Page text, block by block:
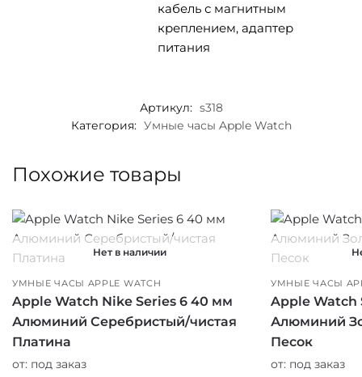
кабель с магнитным
креплением, адаптер
питания
Артикул: s318
Категория: Умные часы Apple Watch
Похожие товары
Нет в наличии
УМНЫЕ ЧАСЫ APPLE WATCH
Apple Watch Nike Series 6 40 мм
Алюминий Серебристый/чистая
Платина
от: под заказ
УМНЫЕ ЧАСЫ
Apple Watch
Алюминий
Песок
от: под заказ